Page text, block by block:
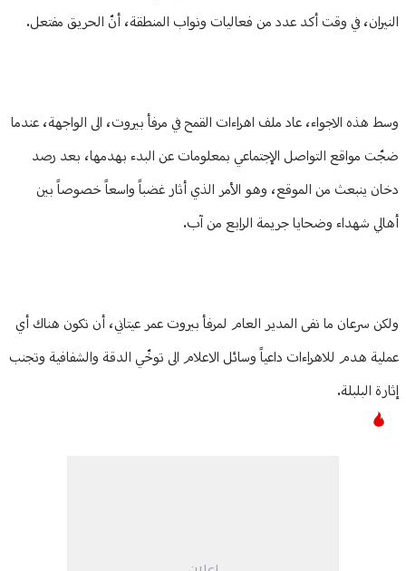
النيران، في وقت أكد عدد من فعاليات ونواب المنطقة، أنّ الحريق مفتعل.
وسط هذه الاجواء، عاد ملف اهراءات القمح في مرفأ بيروت، الى الواجهة، عندما
ضجّت مواقع التواصل الإجتماعي بمعلومات عن البدء بهدمها، بعد رصد
دخان ينبعث من الموقع، وهو الأمر الذي أثار غضباً واسعاً خصوصاً بين
أهالي شهداء وضحايا جريمة الرابع من آب.
ولكن سرعان ما نفى المدير العام لمرفأ بيروت عمر عيتاني، أن تكون هناك أي
عملية هدم للاهراءات داعياً وسائل الاعلام الى توخّي الدقة والشفافية وتجنب
إثارة البلبلة.